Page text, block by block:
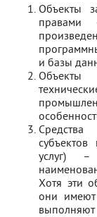
Объекты
правами
и базы
Объекты
услуг) –
Хотя эти
они имеют